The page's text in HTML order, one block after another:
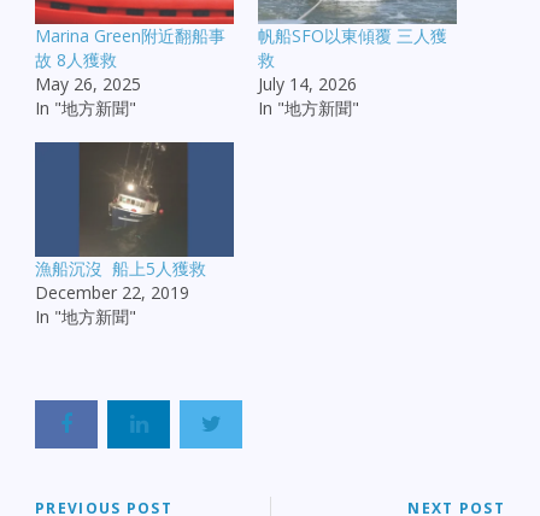
Marina Green附近翻船事
故 8人獲救
May 26, 2025
In "地方新聞"
帆船SFO以東傾覆 三人獲
救
July 14, 2026
In "地方新聞"
漁船沉沒 船上5人獲救
December 22, 2019
In "地方新聞"
PREVIOUS POST NEXT POST